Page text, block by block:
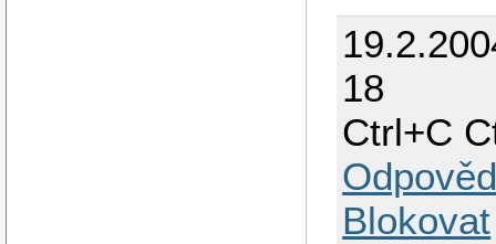
18
Ctrl+C
Blokovat